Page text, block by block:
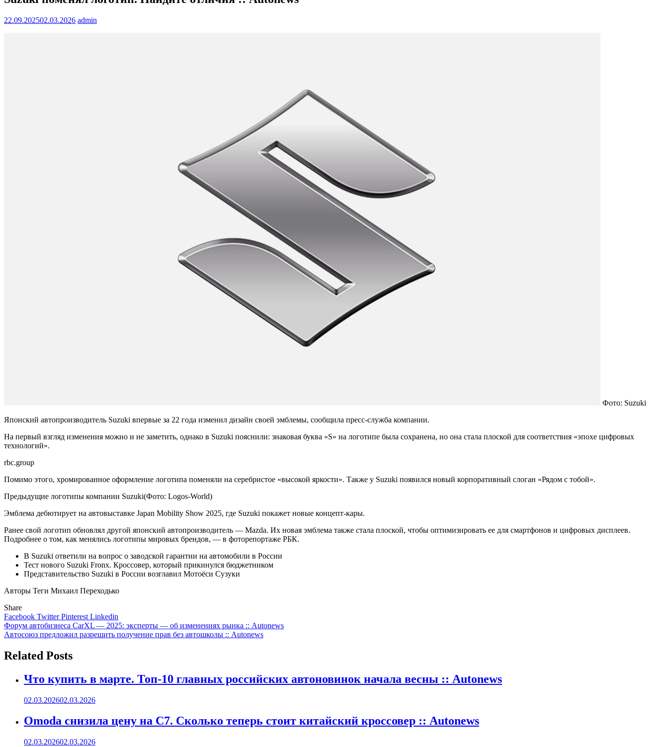
22.09.202502.03.2026 admin
Фото: Suzuki
Японский автопроизводитель Suzuki впервые за 22 года изменил дизайн своей эмблемы, сообщила пресс-служба компании.
На первый взгляд изменения можно и не заметить, однако в Suzuki пояснили: знаковая буква «S» на логотипе была сохранена, но она стала плоской для соответствия «эпохе цифровых
технологий».
rbc.group
Помимо этого, хромированное оформление логотипа поменяли на серебристое «высокой яркости». Также у Suzuki появился новый корпоративный слоган «Рядом с тобой».
Предыдущие логотипы компании Suzuki(Фото: Logos-World)
Эмблема дебютирует на автовыставке Japan Mobility Show 2025, где Suzuki покажет новые концепт-кары.
Ранее свой логотип обновлял другой японский автопроизводитель — Mazda. Их новая эмблема также стала плоской, чтобы оптимизировать ее для смартфонов и цифровых дисплеев.
Подробнее о том, как менялись логотипы мировых брендов, — в фоторепортаже РБК.
В Suzuki ответили на вопрос о заводской гарантии на автомобили в России
Тест нового Suzuki Fronx. Кроссовер, который прикинулся бюджетником
Представительство Suzuki в России возглавил Мотоёси Сузуки
Авторы Теги Михаил Переходько
Share
Facebook TwitterPinterest Linkedin
Навигация
по
записям
Форум автобизнеса CarXL — 2025: эксперты — об изменениях рынка :: Autonews
Автосоюз предложил разрешить получение прав без автошколы :: Autonews
Related Posts
Что купить в марте. Топ-10 главных российских автоновинок начала весны :: Autonews
02.03.202602.03.2026
Omoda снизила цену на C7. Сколько теперь стоит китайский кроссовер :: Autonews
02.03.202602.03.2026